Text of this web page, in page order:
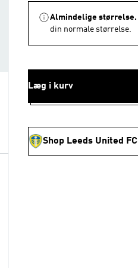
Almindelige størrelse.
din normale størrelse.
Læg i kurv
Shop Leeds United FC